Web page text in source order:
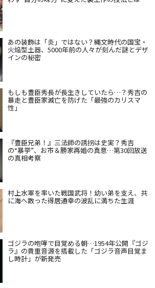
あの装飾は「炎」ではない？縄文時代の国宝・
火焔型土器、5000年前の人々が刻んだ謎とデザ
インの秘密
もしも豊臣秀長が長生きしていたら…？秀吉の
暴走と豊臣家滅亡を防げた「最強のカリスマ
性」
『豊臣兄弟！』三法師の誘拐は史実？秀吉
の“暴挙”、お市＆勝家再婚の真意…第30回放送
の真相考察
村上水軍を率いた戦国武将！幼い弟を支え、共
に海へ散った得居通幸の波乱に満ちた生涯
ゴジラの咆哮で目覚める朝…1954年公開『ゴジ
ラ』の貴重音源を搭載した「ゴジラ音声目覚ま
し時計」が新発売